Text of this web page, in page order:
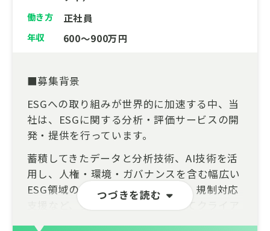
働き方 正社員
年収 600～900万円
つづきを読む
■募集背景
ESGへの取り組みが世界的に加速する中、当
社は、ESGに関する分析・評価サービスの開
発・提供を行っています。
蓄積してきたデータと分析技術、AI技術を活
用し、人権・環境・ガバナンスを含む幅広い
ESG領域の分析や、財務影響分析、規制対応
支援など、多様なサービスを通じてクライア